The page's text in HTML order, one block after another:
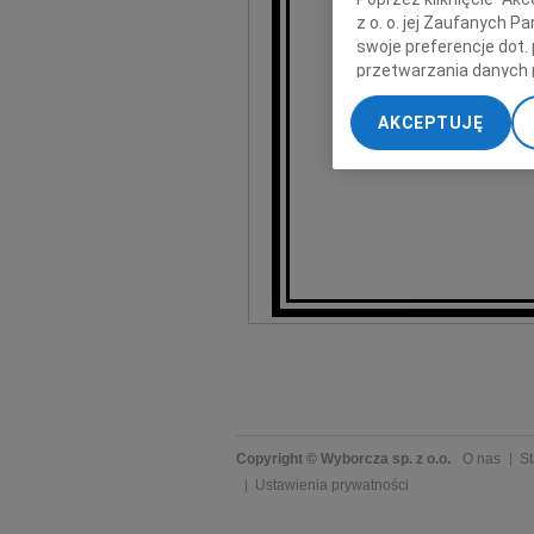
Copyright © Wyborcza sp. z o.o. O nas
Ustawienia prywatności
z o. o. jej Zaufanych
swoje preferencje dot.
przetwarzania danych
„Ustawienia
My, nasi Zaufani
dokładnych danych
Przechowywanie
AKCEPTUJĘ